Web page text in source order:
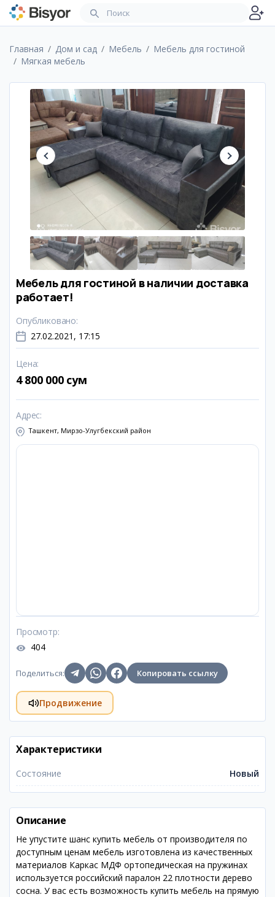
Главная Дом и сад Мебель
Мебель для гостиной
Мягкая мебель
Мебель для гостиной в наличии доставка
работает!
Опубликовано:
27.02.2021, 17:15
Цена:
4 800 000 сум
Адрес:
Ташкент, Мирзо-Улугбекский район
Просмотр:
404
Поделиться: Копировать ссылку
Продвижение
Характеристики
Состояние Новый
Описание
Не упустите шанс купить мебель от производителя по
доступным ценам мебель изготовлена из качественных
материалов Каркас МДФ ортопедическая на пружинах
используется российский паралон 22 плотности дерево
сосна. У вас есть возможность купить мебель на прямую